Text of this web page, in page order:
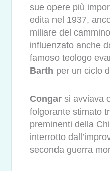
sue opere più
edita nel 1937,
miliare del
influenzato anche
famoso teologo
Barth per un ciclo
Congar si avviava
folgorante stimato
preminenti della
interrotto
seconda guerra